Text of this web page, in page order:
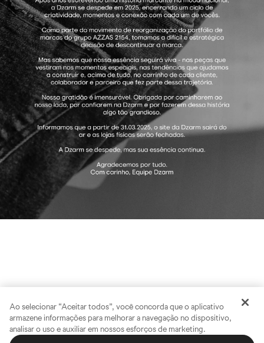
Ao selecionar “Aceitar todos”, você concorda que o aplicativo
armazene informações para melhorar a navegação no dispositivo,
analisar o uso e auxiliar em nossos esforços de marketing.